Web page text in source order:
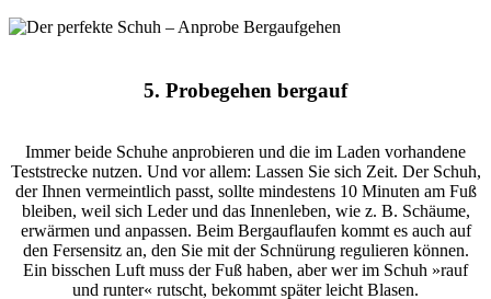
5. Probegehen bergauf
Immer beide Schuhe anprobieren und die im Laden vorhandene
Teststrecke nutzen. Und vor allem: Lassen Sie sich Zeit. Der Schuh,
der Ihnen vermeintlich passt, sollte mindestens 10 Minuten am Fuß
bleiben, weil sich Leder und das Innenleben, wie z. B. Schäume,
erwärmen und anpassen. Beim Bergauflaufen kommt es auch auf
den Fersensitz an, den Sie mit der Schnürung regulieren können.
Ein bisschen Luft muss der Fuß haben, aber wer im Schuh »rauf
und runter« rutscht, bekommt später leicht Blasen.